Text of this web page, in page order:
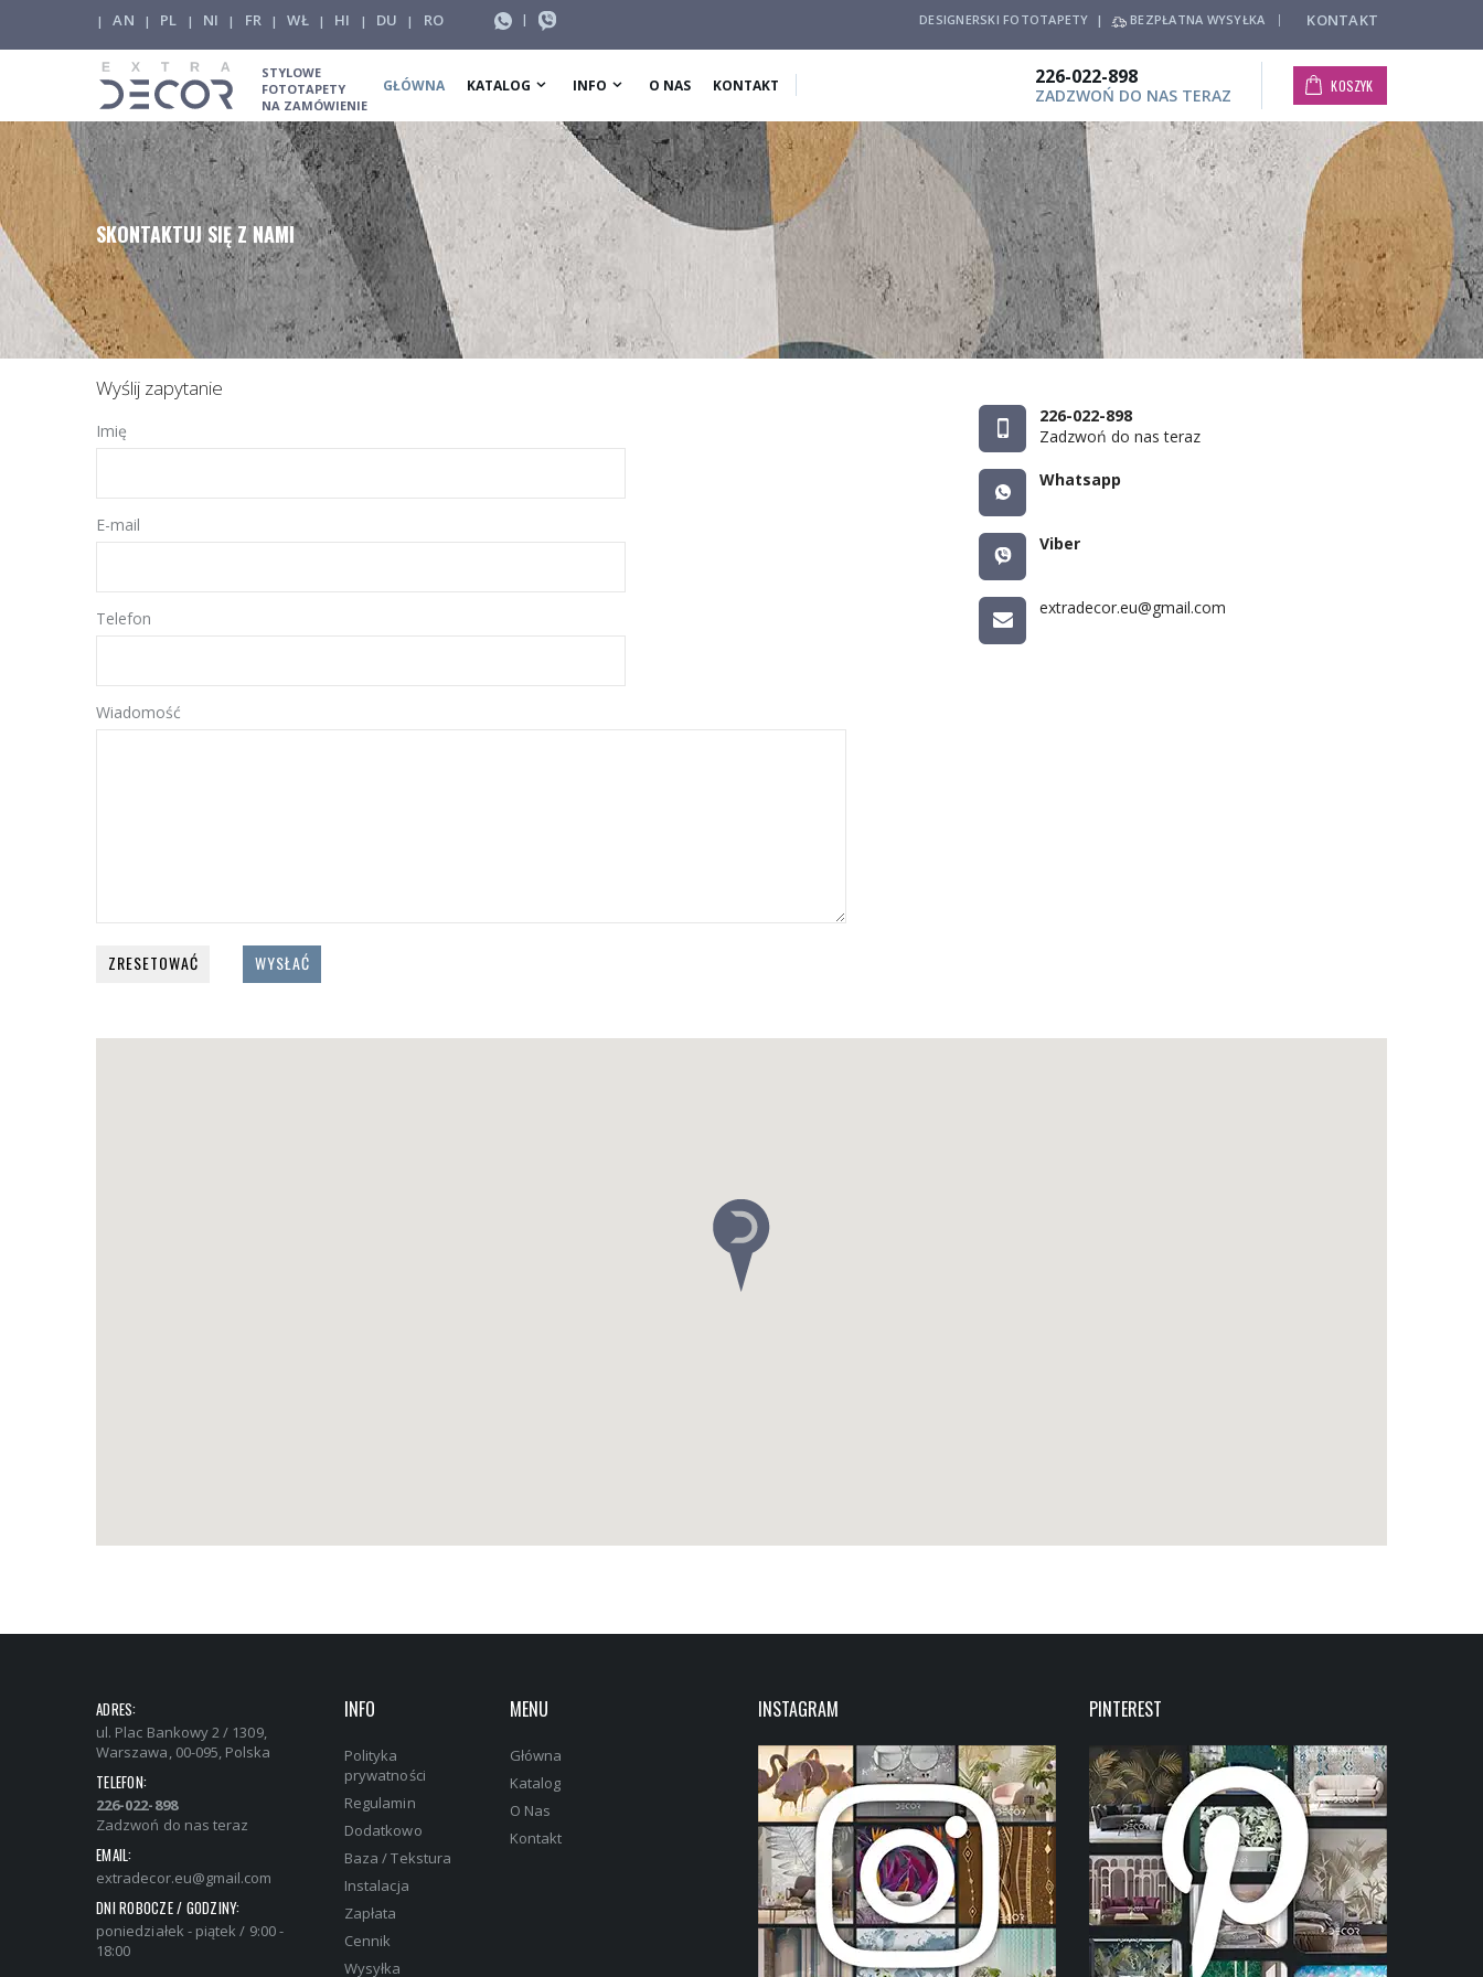
| AN | PL | NI | FR | WŁ | HI | DU | RO | DESIGNERSKI FOTOTAPETY | BEZPŁATNA WYSYŁKA KONTAKT
STYLOWE
FOTOTAPETY
NA ZAMÓWIENIE
GŁÓWNA KATALOG INFO O NAS KONTAKT 226-022-898
ZADZWOŃ DO NAS TERAZ KOSZYK
SKONTAKTUJ SIĘ Z NAMI
Wyślij zapytanie
Imię
E-mail
Telefon
Wiadomość
ZRESETOWAĆ WYSŁAĆ
226-022-898
Zadzwoń do nas teraz
Whatsapp
Viber
extradecor.eu@gmail.com
ADRES:
ul. Plac Bankowy 2 / 1309,
Warszawa, 00-095, Polska
TELEFON:
226-022-898
Zadzwoń do nas teraz
EMAIL:
extradecor.eu@gmail.com
DNI ROBOCZE / GODZINY:
poniedziałek - piątek / 9:00 -
18:00
INFO
Polityka
prywatności
Regulamin
Dodatkowo
Baza / Tekstura
Instalacja
Zapłata
Cennik
Wysyłka
MENU
Główna
Katalog
O Nas
Kontakt
INSTAGRAM PINTEREST